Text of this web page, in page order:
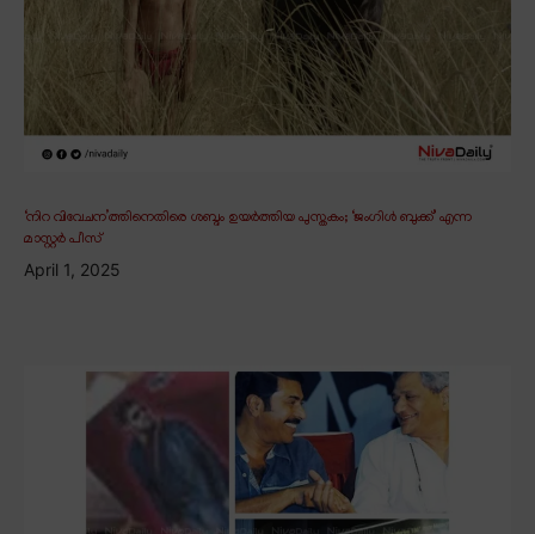
‘നിറ വിവേചന’ത്തിനെതിരെ ശബ്ദം ഉയർത്തിയ പുസ്തകം; ‘ജംഗിൾ ബുക്ക്’ എന്ന
മാസ്റ്റർ പീസ്
April 1, 2025